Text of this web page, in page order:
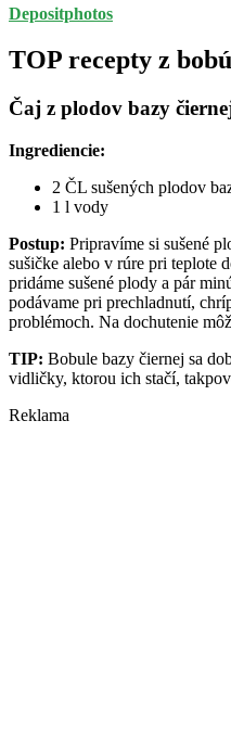
Depositphotos
TOP recepty z
Čaj z plodov bazy
Ingrediencie:
2 ČL sušených plodov
1 l vody
Postup: Pripravíme si sušené
sušičke alebo v rúre pri teplote
pridáme sušené plody a pár
podávame pri prechladnutí,
problémoch. Na dochutenie
TIP: Bobule bazy čiernej sa
vidličky, ktorou ich stačí,
Reklama